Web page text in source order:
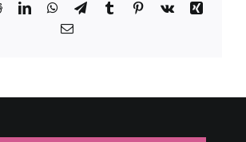
RedditLinkedInWhatsApp
TelegramTumblrPinterest
Vk
Xing
Correo